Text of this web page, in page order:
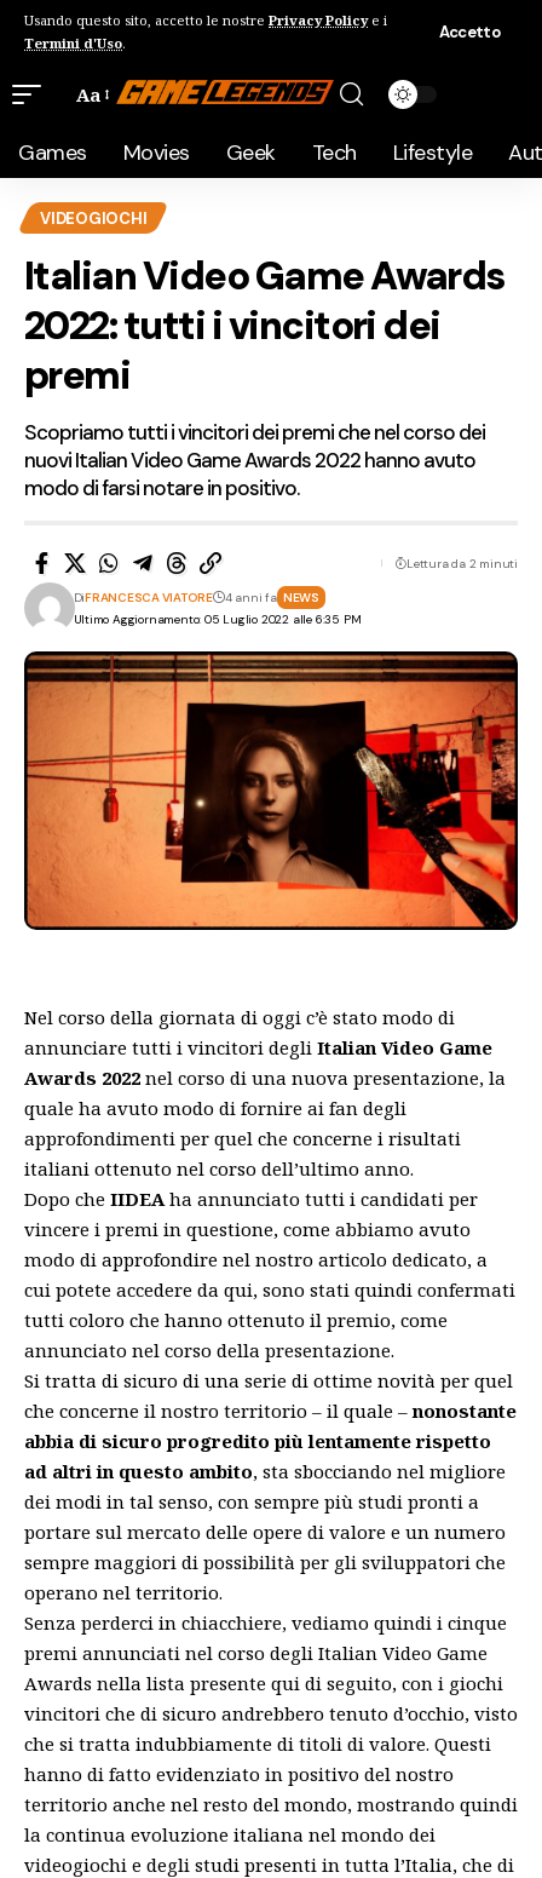
Usando questo sito, accetto le nostre Privacy Policye i
Termini d'Uso.
Accetto
Aa
Games Movies Geek Tech Lifestyle
VIDEOGIOCHI
Italian Video Game Awards
2022: tutti i vincitori dei
premi
Scopriamo tutti i vincitori dei premi che nel corso dei
nuovi Italian Video Game Awards 2022 hanno avuto
modo di farsi notare in positivo.
Ultimo Aggiornamento: 05 Luglio 2022 alle 6:35 PM
DiFRANCESCA VIATORE 4 anni fa NEWS
Lettura da 2 minuti
Nel corso della giornata di oggi c’è stato modo di
annunciare tutti i vincitori degli Italian Video Game
Awards 2022 nel corso di una nuova presentazione, la
quale ha avuto modo di fornire ai fan degli
approfondimenti per quel che concerne i risultati
italiani ottenuto nel corso dell’ultimo anno.
Dopo che IIDEA ha annunciato tutti i candidati per
vincere i premi in questione, come abbiamo avuto
modo di approfondire nel nostro articolo dedicato, a
cui potete accedere da qui, sono stati quindi confermati
tutti coloro che hanno ottenuto il premio, come
annunciato nel corso della presentazione.
Si tratta di sicuro di una serie di ottime novità per quel
che concerne il nostro territorio – il quale –nonostante
abbia di sicuro progredito più lentamente rispetto
ad altri in questo ambito, sta sbocciando nel migliore
dei modi in tal senso, con sempre più studi pronti a
portare sul mercato delle opere di valore e un numero
sempre maggiori di possibilità per gli sviluppatori che
operano nel territorio.
Senza perderci in chiacchiere, vediamo quindi i cinque
premi annunciati nel corso degli Italian Video Game
Awards nella lista presente qui di seguito, con i giochi
vincitori che di sicuro andrebbero tenuto d’occhio, visto
che si tratta indubbiamente di titoli di valore. Questi
hanno di fatto evidenziato in positivo del nostro
territorio anche nel resto del mondo, mostrando quindi
la continua evoluzione italiana nel mondo dei
videogiochi e degli studi presenti in tutta l’Italia, che di